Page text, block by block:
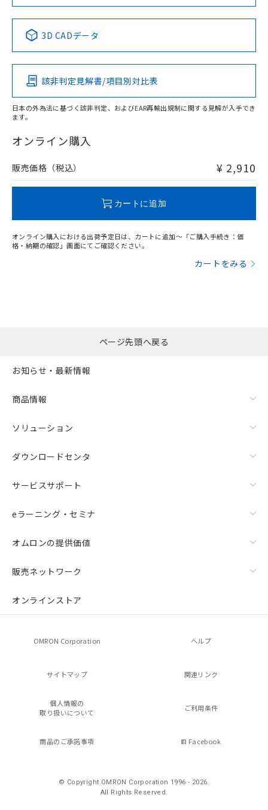
Pb Hg Cd Cr(VI)
O
在庫等で未対応品が混在する可能性があります。
問い合わせください。
3D CADデータ
該非判定見解書/項目別対比表
日本の外為法に基づく該非判定、およびEAR再輸出規制に関する見解が入手でき
ます。
オンライン購入
販売価格（税込） ¥ 2,910
カートに追加
オンライン購入における出荷予定日は、カートに追加～「ご購入手続き：価
格・納期の確認」画面にてご確認ください。
カートをみる
ページ先頭へ戻る
お知らせ・最新情報
商品情報
ソリューション
ダウンロードセンタ
サービスサポート
eラーニング・セミナ
オムロンの提供価値
販売ネットワーク
オンラインストア
OMRON Corporation ヘルプ
サイトマップ 関連リンク
個人情報の
取り扱いについて
ご利用条件
商品のご承諾事項 Facebook
© Copyright OMRON Corporation 1996 - 2026.
All Rights Reserved.